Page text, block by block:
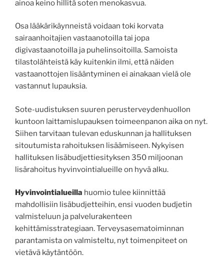
ainoa keino hillitä soten menokasvua.
Osa lääkärikäynneistä voidaan toki korvata
sairaanhoitajien vastaanotoilla tai jopa
digivastaanotoilla ja puhelinsoitoilla. Samoista
tilastolähteistä käy kuitenkin ilmi, että näiden
vastaanottojen lisääntyminen ei ainakaan vielä ole
vastannut lupauksia.
Sote-uudistuksen suuren perusterveydenhuollon
kuntoon laittamislupauksen toimeenpanon aika on nyt.
Siihen tarvitaan tulevan eduskunnan ja hallituksen
sitoutumista rahoituksen lisäämiseen. Nykyisen
hallituksen lisäbudjettiesityksen 350 miljoonan
lisärahoitus hyvinvointialueille on hyvä alku.
Hyvinvointialueilla huomio tulee kiinnittää
mahdollisiin lisäbudjetteihin, ensi vuoden budjetin
valmisteluun ja palvelurakenteen
kehittämisstrategiaan. Terveysasematoiminnan
parantamista on valmisteltu, nyt toimenpiteet on
vietävä käytäntöön.